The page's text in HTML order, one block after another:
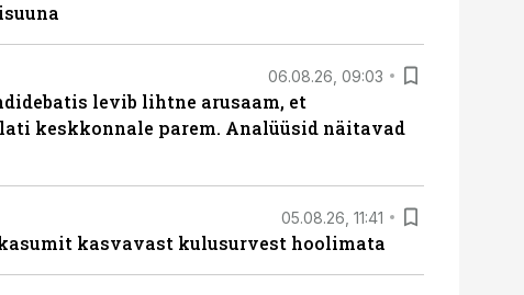
06.08.26, 09:03
levib lihtne arusaam, et
keskkonnale parem. Analüüsid näitavad
05.08.26, 11:41
kasvavast kulusurvest hoolimata